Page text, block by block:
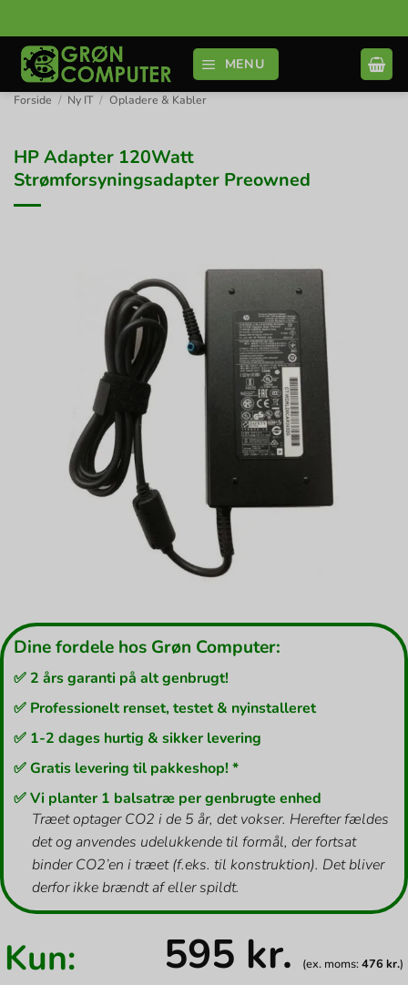
til
indhold
MENU
Forside / Ny IT / Opladere & Kabler
HP Adapter 120Watt
Strømforsyningsadapter Preowned
Dine fordele hos Grøn Computer:
✅ 2 års garanti på alt genbrugt!
✅ Professionelt renset, testet & nyinstalleret
✅ 1-2 dages hurtig & sikker levering
✅ Gratis levering til pakkeshop! *
✅ Vi planter 1 balsatræ per genbrugte enhed
Træet optager CO2 i de 5 år, det vokser. Herefter fældes
det og anvendes udelukkende til formål, der fortsat
binder CO2’en i træet (f.eks. til konstruktion). Det bliver
derfor ikke brændt af eller spildt.
Kun: 595 kr. (ex. moms:476 kr.)